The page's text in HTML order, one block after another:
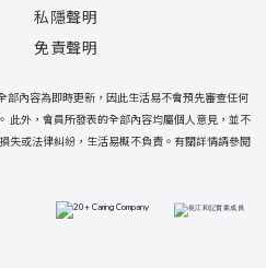
私隱聲明
免責聲明
部內容為即時更新，因此生活易不會預先審查任何
此外，會員所發表的全部內容均屬個人意見，並不
失或法律糾紛，生活易概不負責。有關詳情請參閱